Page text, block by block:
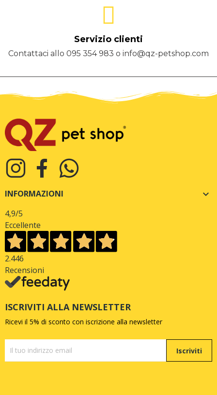
Servizio clienti
Contattaci allo 095 354 983 o info@qz-petshop.com
INFORMAZIONI 
4,9/5
Eccellente
2.446
Recensioni
ISCRIVITI ALLA NEWSLETTER
Ricevi il 5% di sconto con iscrizione alla newsletter
Iscriviti